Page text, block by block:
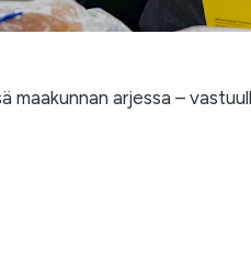
maakunnan arjessa –